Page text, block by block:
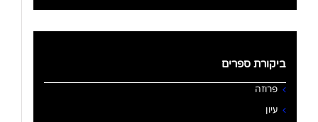
ביקורת ספרים
פרוזה
עיון